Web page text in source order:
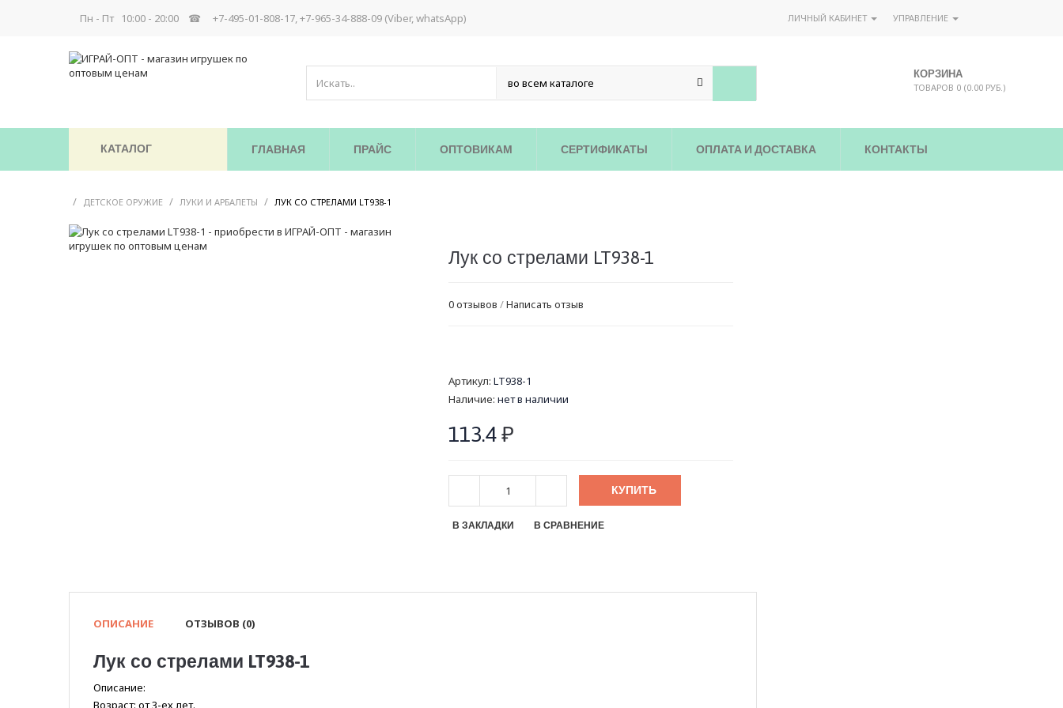
Пн - Пт 10:00 - 20:00 ☎ +7-495-01-808-17, +7-965-34-888-09 (Viber, whatsApp) ЛИЧНЫЙ КАБИНЕТ УПРАВЛЕНИЕ
КОРЗИНА
ТОВАРОВ 0 (0.00 РУБ.)
КАТАЛОГ ГЛАВНАЯ ПРАЙС ОПТОВИКАМ СЕРТИФИКАТЫ ОПЛАТА И ДОСТАВКА КОНТАКТЫ
/ ДЕТСКОЕ ОРУЖИЕ / ЛУКИ И АРБАЛЕТЫ / ЛУК СО СТРЕЛАМИ LT938-1
Лук со стрелами LT938-1
0 отзывов /Написать отзыв
Артикул: LT938-1
Наличие: нет в наличии
113.4₽
КУПИТЬ
В ЗАКЛАДКИ В СРАВНЕНИЕ
ОПИСАНИЕ ОТЗЫВОВ (0)
Лук со стрелами LT938-1
Описание:
Возраст: от 3-ех лет.